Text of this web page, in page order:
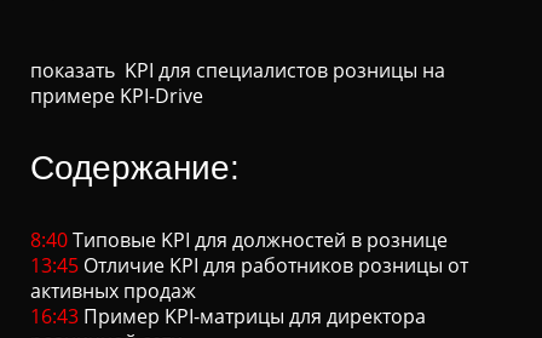
показать KPI для специалистов розницы на
примере KPI-Drive
Содержание:
8:40Типовые KPI для должностей в рознице
13:45 Отличие KPI для работников розницы от
активных продаж
16:43 Пример KPI-матрицы для директора